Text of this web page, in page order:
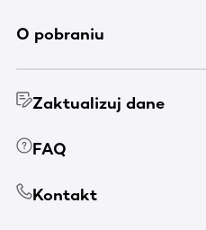
O pobraniu
Zaktualizuj dane
FAQ
Kontakt